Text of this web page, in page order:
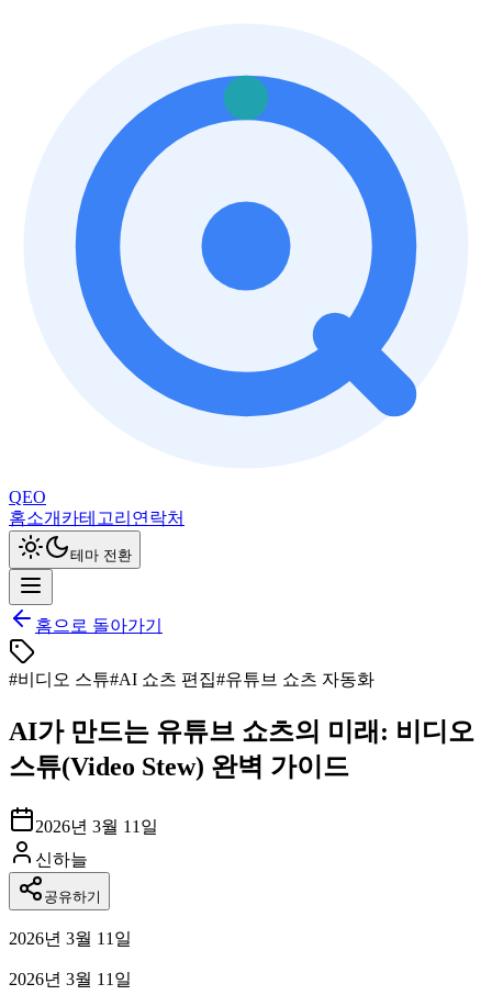
QEO
홈소개 카테고리 연락처
테마 전환
홈으로 돌아가기
#비디오 스튜#AI 쇼츠 편집#유튜브 쇼츠 자동화
AI가 만드는 유튜브 쇼츠의 미래: 비디오
스튜(Video Stew) 완벽 가이드
2026년 3월 11일
신하늘
공유하기
2026년 3월 11일
2026년 3월 11일